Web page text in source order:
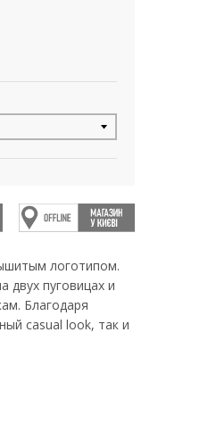
логотипом.
двух пуговицах и
Благодаря
casual look, так и